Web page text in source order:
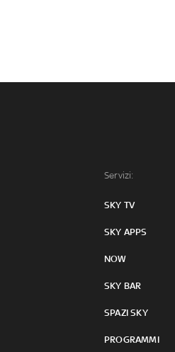
Servizi:
SKY TV
SKY APPS
NOW
SKY BAR
SPAZI SKY
PROGRAMMI